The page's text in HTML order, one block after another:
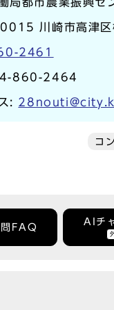
川崎市高津
2461
860-2464
:
コ
問FAQ
AIチ